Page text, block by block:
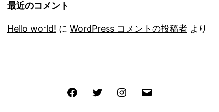
最近のコメント
Hello world! に WordPress コメントの投稿者 より
FacebookTwitter Instagram